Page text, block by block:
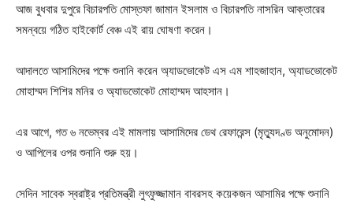
আজ বুধবার দুপুরে বিচারপতি মোস্তফা জামান ইসলাম ও বিচারপতি নাসরিন আক্তারের
সমন্বয়ে গঠিত হাইকোর্ট বেঞ্চ এই রায় ঘোষণা করেন।
আদালতে আসামিদের পক্ষে শুনানি করেন অ্যাডভোকেট এস এম শাহজাহান, অ্যাডভোকেট
মোহাম্মদ শিশির মনির ও অ্যাডভোকেট মোহাম্মদ আহসান।
এর আগে, গত ৬ নভেম্বর এই মামলায় আসামিদের ডেথ রেফারেন্স (মৃত্যুদণ্ড অনুমোদন)
ও আপিলের ওপর শুনানি শুরু হয়।
সেদিন সাবেক স্বরাষ্ট্র প্রতিমন্ত্রী লুৎফুজ্জামান বাবরসহ কয়েকজন আসামির পক্ষে শুনানি